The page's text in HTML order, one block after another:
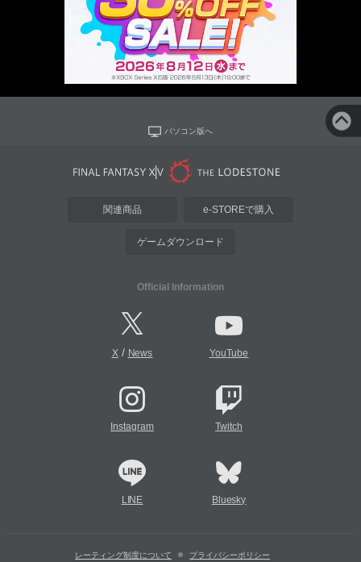
パソコン版へ
関連商品 e-STOREで購入
ゲームダウンロード
Official Information
X/ News YouTube
Instagram Twitch
LINE Bluesky
レーティング制度について プライバシーポリシー